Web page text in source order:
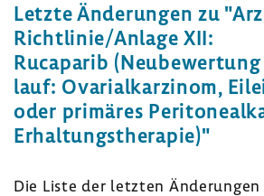
Letzte Ände­rungen zu
Richtlinie/Anlage XII:
Ruca­parib
lauf: Ovari­al­kar­zinom,
oder primäres
Erhal­tungs­the­rapie)"
Die Liste der letzten